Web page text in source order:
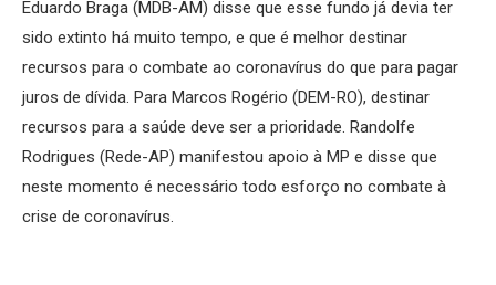
Eduardo Braga (MDB-AM) disse que esse fundo já devia ter
sido extinto há muito tempo, e que é melhor destinar
recursos para o combate ao coronavírus do que para pagar
juros de dívida. Para Marcos Rogério (DEM-RO), destinar
recursos para a saúde deve ser a prioridade. Randolfe
Rodrigues (Rede-AP) manifestou apoio à MP e disse que
neste momento é necessário todo esforço no combate à
crise de coronavírus.